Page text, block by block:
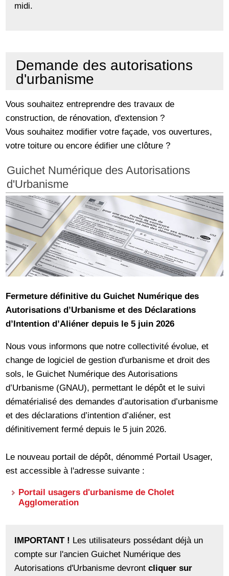
midi.
Demande des autorisations
d'urbanisme
Vous souhaitez entreprendre des travaux de
construction, de rénovation, d'extension ?
Vous souhaitez modifier votre façade, vos ouvertures,
votre toiture ou encore édifier une clôture ?
Guichet Numérique des Autorisations
d'Urbanisme
Fermeture définitive du Guichet Numérique des
Autorisations d’Urbanisme et des Déclarations
d’Intention d’Aliéner depuis le 5 juin 2026
Nous vous informons que notre collectivité évolue, et
change de logiciel de gestion d'urbanisme et droit des
sols, le Guichet Numérique des Autorisations
d’Urbanisme (GNAU), permettant le dépôt et le suivi
dématérialisé des demandes d’autorisation d’urbanisme
et des déclarations d’intention d’aliéner, est
définitivement fermé depuis le 5 juin 2026.
Le nouveau portail de dépôt, dénommé Portail Usager,
est accessible à l'adresse suivante :
Portail usagers d'urbanisme de Cholet
Agglomeration
IMPORTANT ! Les utilisateurs possédant déjà un
compte sur l'ancien Guichet Numérique des
Autorisations d'Urbanisme devrontcliquer sur